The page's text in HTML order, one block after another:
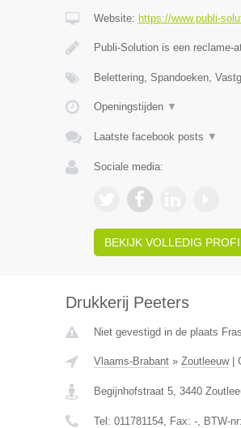
Website: https://www.publi-
Publi-Solution is een reclame-
Belettering, Spandoeken,
Openingstijden ▼
Laatste facebook posts ▼
Sociale media:
BEKIJK VOLLEDIG
Drukkerij Peeters
Niet gevestigd in de plaats
Vlaams-Brabant» Zoutleeuw|
Begijnhofstraat 5, 3440
Tel: 011781154, Fax: -, BTW-nr: